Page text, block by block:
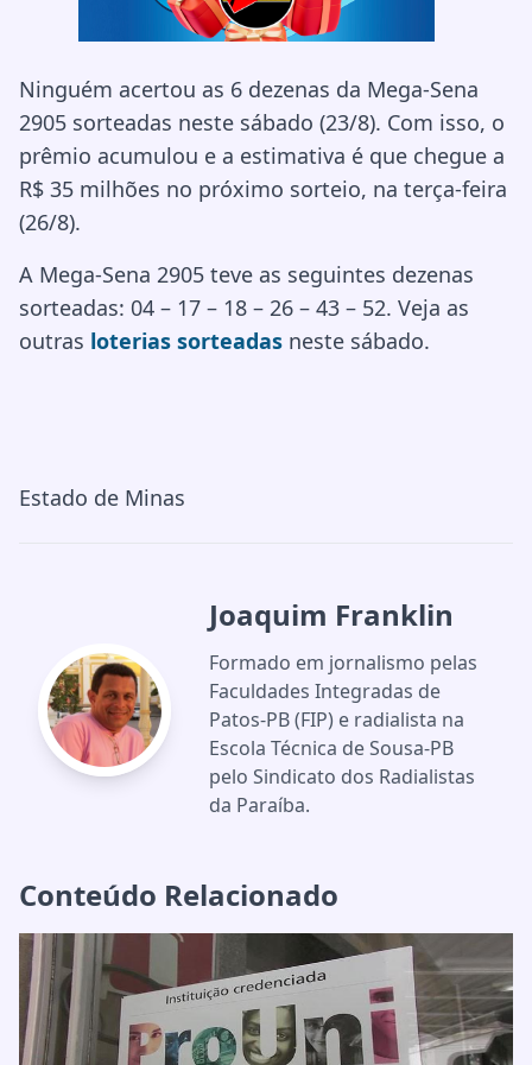
Ninguém acertou as 6 dezenas da Mega-Sena
2905 sorteadas neste sábado (23/8). Com isso, o
prêmio acumulou e a estimativa é que chegue a
R$ 35 milhões no próximo sorteio, na terça-feira
(26/8).
A Mega-Sena 2905 teve as seguintes dezenas
sorteadas: 04 – 17 – 18 – 26 – 43 – 52. Veja as
outras loterias sorteadas neste sábado.
Estado de Minas
Joaquim Franklin
Formado em jornalismo pelas
Faculdades Integradas de
Patos-PB (FIP) e radialista na
Escola Técnica de Sousa-PB
pelo Sindicato dos Radialistas
da Paraíba.
Conteúdo Relacionado